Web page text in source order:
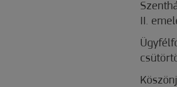
II.